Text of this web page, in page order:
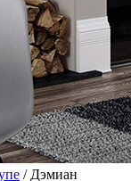
/ Дэмиан